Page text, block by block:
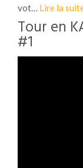
vot… Lire la
Tour en
#1